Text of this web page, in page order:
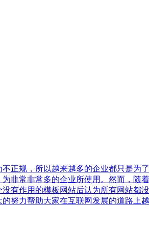
正规，所以越来越多的企业都只是为
非常非常多的企业所使用。然而，随
有作用的模板网站后认为所有网站都
努力帮助大家在互联网发展的道路上